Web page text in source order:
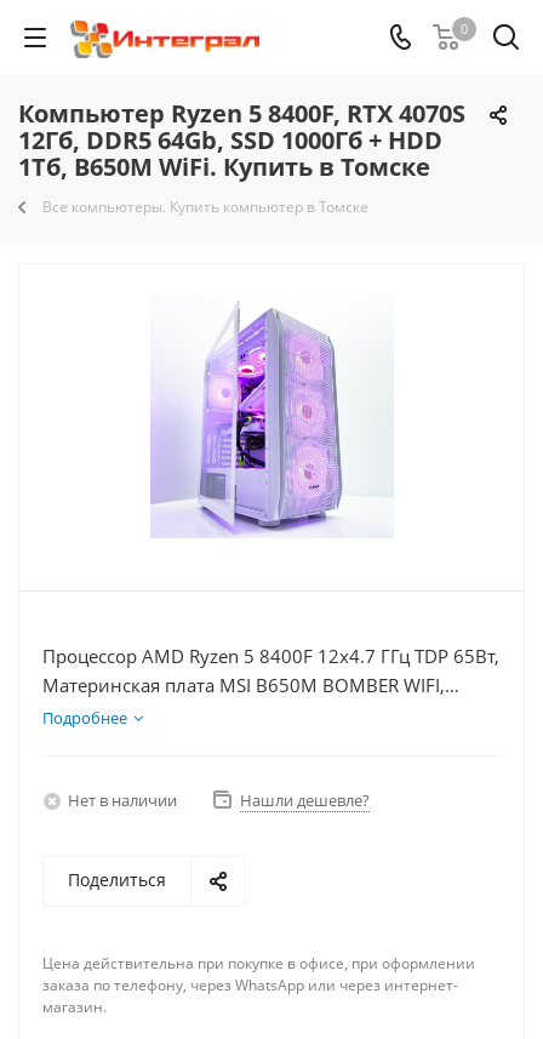
0
Компьютер Ryzen 5 8400F, RTX 4070S
12Гб, DDR5 64Gb, SSD 1000Гб + HDD
1Тб, B650M WiFi. Купить в Томске
Все компьютеры. Купить компьютер в Томске
Процессор AMD Ryzen 5 8400F 12x4.7 ГГц TDP 65Вт,
Материнская плата MSI B650M BOMBER WIFI,
Видеокарта RTX 4070S 12Гб, Память DDR5 64Gb,
Подробнее
Нет в наличии Нашли дешевле?
Поделиться
Цена действительна при покупке в офисе, при оформлении
заказа по телефону, через WhatsApp или через интернет-
магазин.